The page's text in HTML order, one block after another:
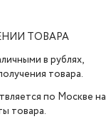
ТОВАРА
в рублях,
товара.
по Москве на
товара.